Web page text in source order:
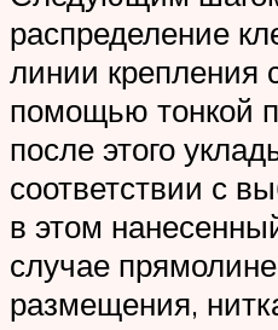
распределение
линии крепления
помощью тонкой
после этого
соответствии с
в этом
случае
размещения,